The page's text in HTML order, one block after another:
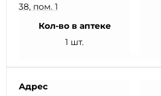
38, пом. 1
Кол-во в аптеке
1 шт.
Адрес